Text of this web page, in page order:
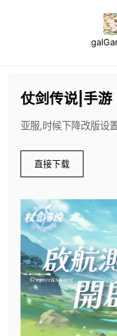
仗剑传说|手游
亚服,时候下降改版设
直接下载